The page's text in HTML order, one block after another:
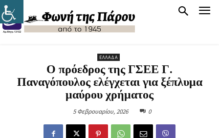
ΕΛΛΆΔΑ
Ο πρόεδρος της ΓΣΕΕ Γ.
Παναγόπουλος ελέγχεται για ξέπλυμα
μαύρου χρήματος
5 Φεβρουαρίου, 2026 0